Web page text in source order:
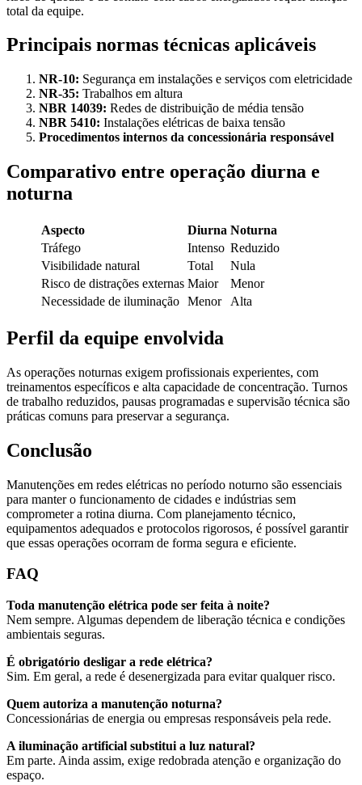
total da equipe.
Principais normas técnicas aplicáveis
NR-10: Segurança em instalações e serviços com eletricidade
NR-35: Trabalhos em altura
NBR 14039: Redes de distribuição de média tensão
NBR 5410: Instalações elétricas de baixa tensão
Procedimentos internos da concessionária responsável
Comparativo entre operação diurna e
noturna
Aspecto Diurna Noturna
Tráfego
Intenso Reduzido
Visibilidade natural
Total
Nula
Risco de distrações externas Maior
Menor
Necessidade de iluminação Menor Alta
Perfil da equipe envolvida
As operações noturnas exigem profissionais experientes, com
treinamentos específicos e alta capacidade de concentração. Turnos
de trabalho reduzidos, pausas programadas e supervisão técnica são
práticas comuns para preservar a segurança.
Conclusão
Manutenções em redes elétricas no período noturno são essenciais
para manter o funcionamento de cidades e indústrias sem
comprometer a rotina diurna. Com planejamento técnico,
equipamentos adequados e protocolos rigorosos, é possível garantir
que essas operações ocorram de forma segura e eficiente.
FAQ
Toda manutenção elétrica pode ser feita à noite?
Nem sempre. Algumas dependem de liberação técnica e condições
ambientais seguras.
É obrigatório desligar a rede elétrica?
Sim. Em geral, a rede é desenergizada para evitar qualquer risco.
Quem autoriza a manutenção noturna?
Concessionárias de energia ou empresas responsáveis pela rede.
A iluminação artificial substitui a luz natural?
Em parte. Ainda assim, exige redobrada atenção e organização do
espaço.